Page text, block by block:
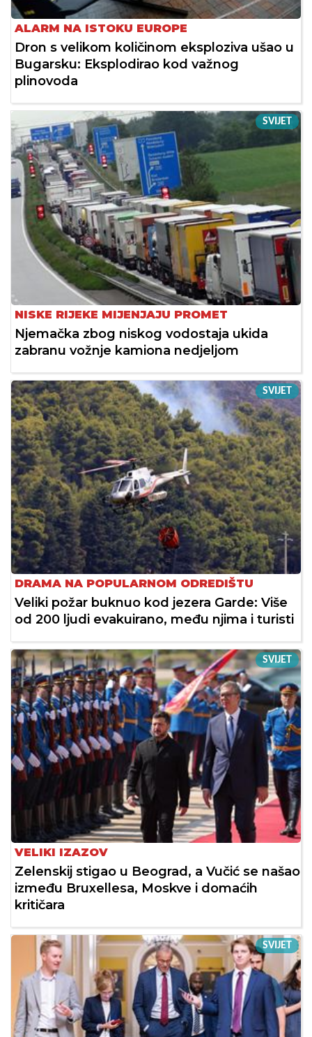
ALARM NA ISTOKU EUROPE
Dron s velikom količinom eksploziva ušao u
Bugarsku: Eksplodirao kod važnog
plinovoda
SVIJET
NISKE RIJEKE MIJENJAJU PROMET
Njemačka zbog niskog vodostaja ukida
zabranu vožnje kamiona nedjeljom
SVIJET
DRAMA NA POPULARNOM ODREDIŠTU
Veliki požar buknuo kod jezera Garde: Više
od 200 ljudi evakuirano, među njima i turisti
SVIJET
VELIKI IZAZOV
Zelenskij stigao u Beograd, a Vučić se našao
između Bruxellesa, Moskve i domaćih
kritičara
SVIJET